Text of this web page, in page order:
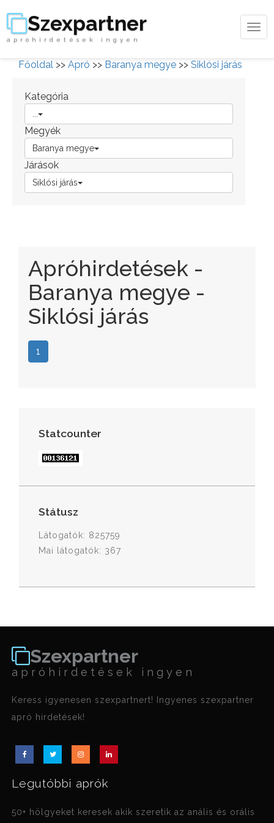
Szexpartner
apróhirdetések ingyen
Főoldal >> Apró >> Baranya megye >> Siklósi járás
Kategória
Megyék
Baranya megye
Járások
Siklósi járás
Apróhirdetések -
Baranya megye -
Siklósi járás
1
Statcounter
Státusz
Látogatók: 825759
Mai látogatók: 367
Szexpartner
apróhirdetések ingyen
Keress igyenesen szexpartnert! Ingyenes szexpartner
apró hirdetések!
Legutóbbi aprók
50+ hölgyeket keresek akik szeretik az anális és orális